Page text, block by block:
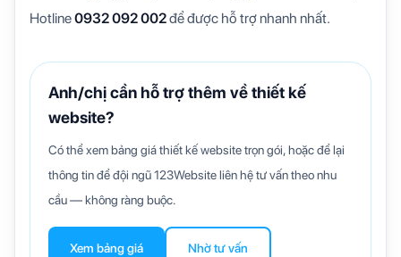
Hotline0932 092 002để được hỗ trợ nhanh nhất.
Anh/chị cần hỗ trợ thêm về thiết kế
website?
Có thể xem bảng giá thiết kế website trọn gói, hoặc để lại
thông tin để đội ngũ 123Website liên hệ tư vấn theo nhu
cầu — không ràng buộc.
Xem bảng giá Nhờ tư vấn